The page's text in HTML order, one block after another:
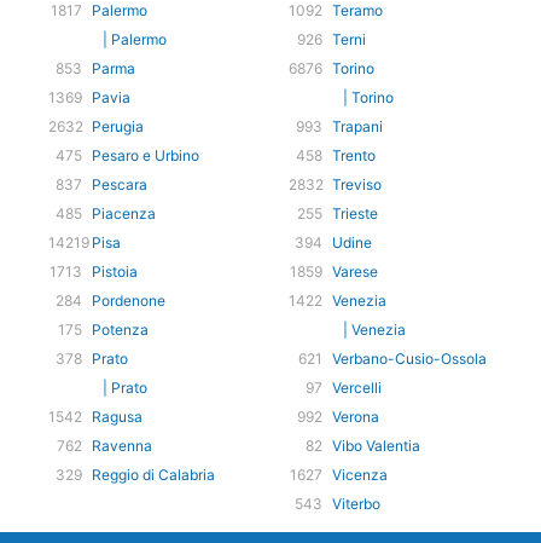
1817
Palermo
| Palermo
853
Parma
1369 Pavia
2632 Perugia
475 Pesaro e Urbino
837
Pescara
485 Piacenza
14219 Pisa
1713
Pistoia
284
Pordenone
175 Potenza
378 Prato
| Prato
1542 Ragusa
762 Ravenna
329 Reggio di Calabria
1092 Teramo
926 Terni
6876 Torino
| Torino
993 Trapani
458 Trento
2832 Treviso
255 Trieste
394
Udine
1859 Varese
1422 Venezia
| Venezia
621
Verbano-Cusio-Ossola
97 Vercelli
992 Verona
82 Vibo Valentia
1627 Vicenza
543 Viterbo